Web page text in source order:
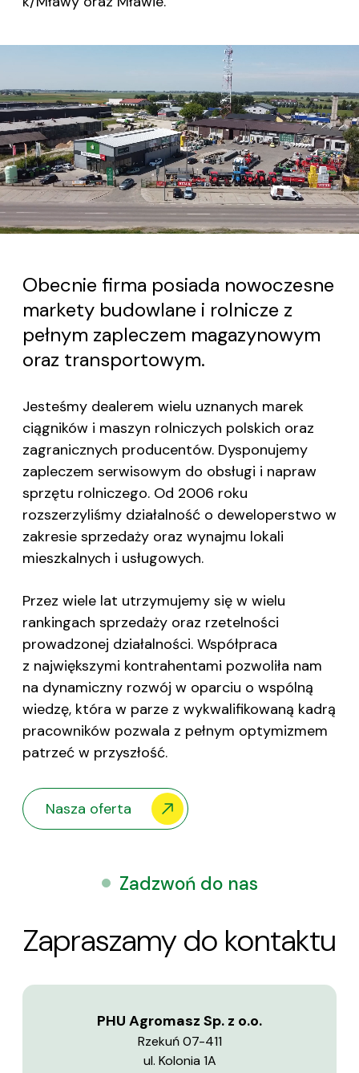
Obecnie firma posiada nowoczesne
markety budowlane i rolnicze z
pełnym zapleczem magazynowym
oraz transportowym.
Jesteśmy dealerem wielu uznanych marek
ciągników i maszyn rolniczych polskich oraz
zagranicznych producentów. Dysponujemy
zapleczem serwisowym do obsługi i napraw
sprzętu rolniczego. Od 2006 roku
rozszerzyliśmy działalność o deweloperstwo w
zakresie sprzedaży oraz wynajmu lokali
mieszkalnych i usługowych.
Przez wiele lat utrzymujemy się w wielu
rankingach sprzedaży oraz rzetelności
prowadzonej działalności. Współpraca
z największymi kontrahentami pozwoliła nam
na dynamiczny rozwój w oparciu o wspólną
wiedzę, która w parze z wykwalifikowaną kadrą
pracowników pozwala z pełnym optymizmem
patrzeć w przyszłość.
Nasza oferta
Zadzwoń do nas
Zapraszamy do kontaktu
PHU Agromasz Sp. z o.o.
Rzekuń 07-411
ul. Kolonia 1A